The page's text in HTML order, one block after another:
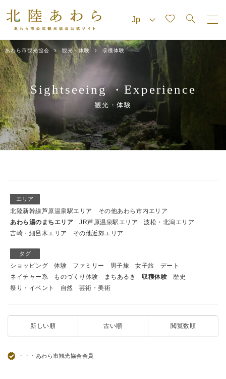
あわら市観光協会 観光・体験 収穫体験
Sightseeing・ Experience
観光・体験
エリア
北陸新幹線芦原温泉駅エリア
その他あわら市内エリア
あわら湯のまちエリア
JR芦原温泉駅エリア
波松・北潟エリア
吉崎・細呂木エリア
その他近郊エリア
タグ
ショッピング 体験 ファミリー 男子旅 女子旅
デート
ネイチャー系
ものづくり体験 まちあるき 収穫体験
歴史
祭り・イベント
自然 芸術・美術
新しい順 古い順 閲覧数順
・・・あわら市観光協会会員